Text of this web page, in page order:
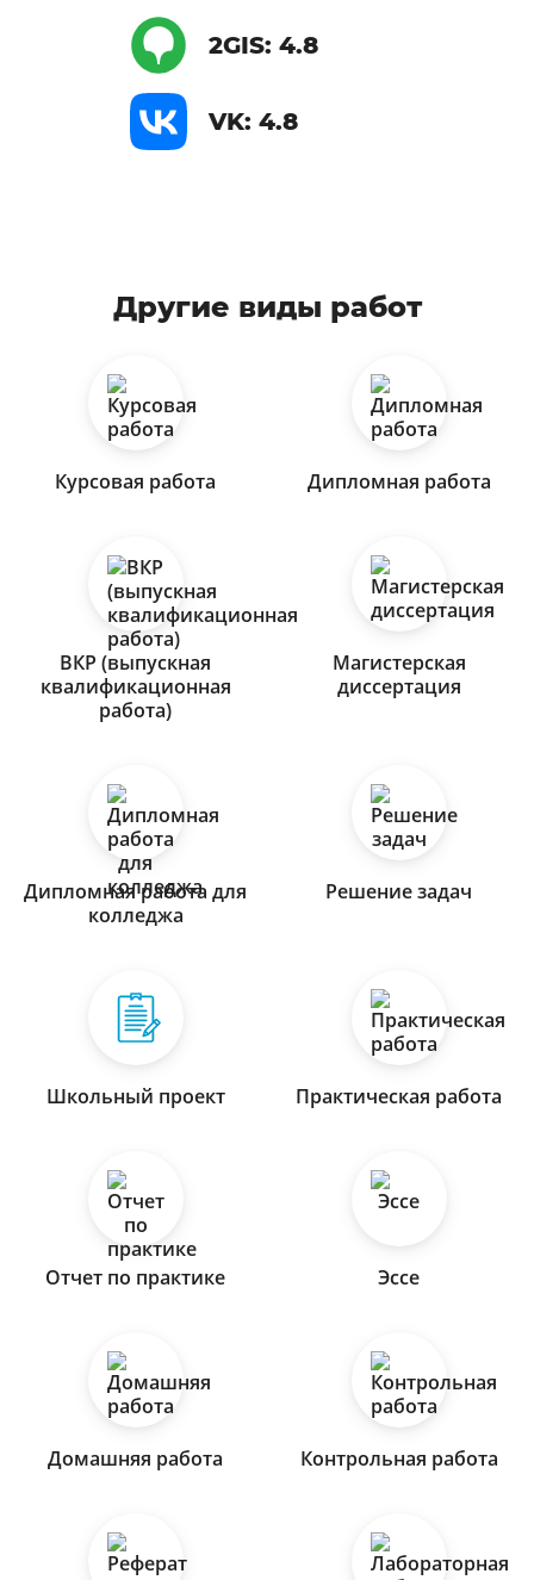
2GIS: 4.8
VK: 4.8
Другие виды работ
Курсовая работа Дипломная работа
ВКР (выпускная
квалификационная
работа)
Магистерская
диссертация
Дипломная работа для
колледжа
Решение задач
Школьный проект Практическая работа
Отчет по практике Эссе
Домашняя работа Контрольная работа